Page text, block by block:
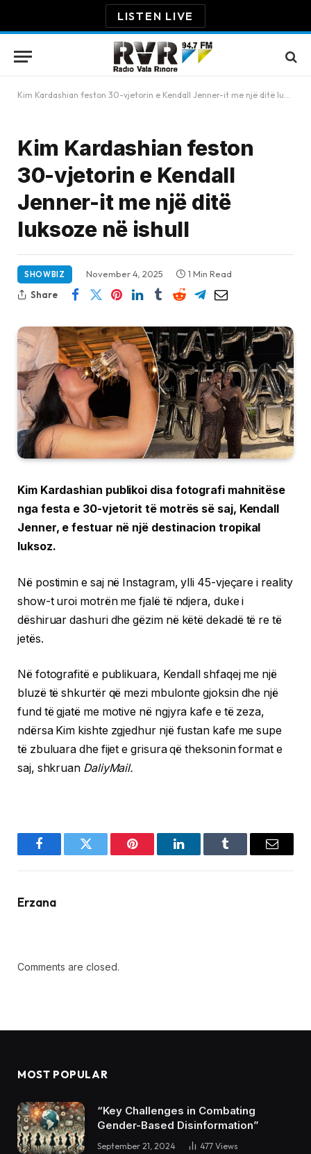
LISTEN LIVE
Kim Kardashian feston 30-vjetorin e Kendall Jenner-it me një ditë luksoze në ishull
Kim Kardashian feston
30-vjetorin e Kendall
Jenner-it me një ditë
luksoze në ishull
SHOWBIZ November 4, 2025
1 Min Read
Share
Kim Kardashian publikoi disa fotografi mahnitëse
nga festa e 30-vjetorit të motrës së saj, Kendall
Jenner, e festuar në një destinacion tropikal
luksoz.
Në postimin e saj në Instagram, ylli 45-vjeçare i reality
show-t uroi motrën me fjalë të ndjera, duke i
dëshiruar dashuri dhe gëzim në këtë dekadë të re të
jetës.
Në fotografitë e publikuara, Kendall shfaqej me një
bluzë të shkurtër që mezi mbulonte gjoksin dhe një
fund të gjatë me motive në ngjyra kafe e të zeza,
ndërsa Kim kishte zgjedhur një fustan kafe me supe
të zbuluara dhe fijet e grisura që theksonin format e
saj, shkruan DaliyMail.
FacebookTwitter Pinterest LinkedInTumblr Email
Erzana
Comments are closed.
MOST POPULAR
“Key Challenges in Combating
Gender-Based Disinformation”
September 21, 2024 477 Views